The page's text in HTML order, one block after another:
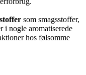
som smagsstoffer,
i nogle aromatiserede
hos følsomme